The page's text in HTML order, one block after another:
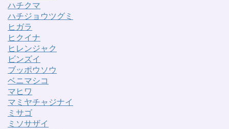
ハチクマ
ハチジョウツグミ
ヒガラ
ヒクイナ
ヒレンジャク
ビンズイ
ブッポウソウ
ベニマシコ
マヒワ
マミヤチャジナイ
ミサゴ
ミソサザイ